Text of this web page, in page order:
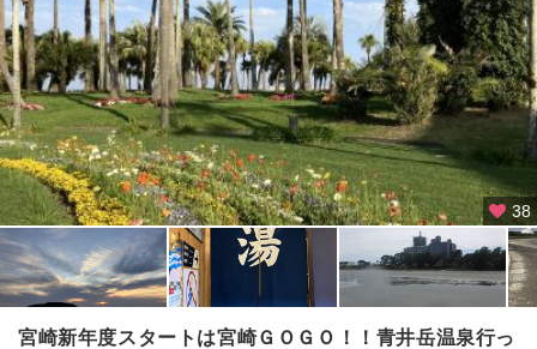
38
宮崎新年度スタートは宮崎ＧＯＧＯ！！青井岳温泉行っ